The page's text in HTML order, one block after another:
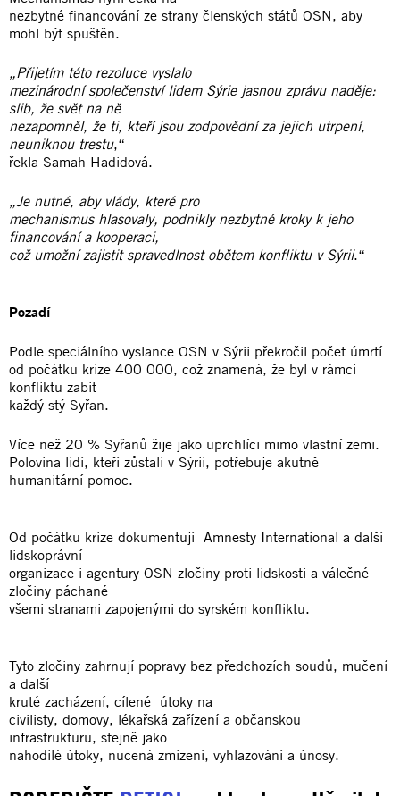
nezbytné financování ze strany členských států OSN, aby
mohl být spuštěn.
„Přijetím této rezoluce vyslalo
mezinárodní společenství lidem Sýrie jasnou zprávu naděje:
slib, že svět na ně
nezapomněl, že ti, kteří jsou zodpovědní za jejich utrpení,
neuniknou trestu,“
řekla Samah Hadidová.
„Je nutné, aby vlády, které pro
mechanismus hlasovaly, podnikly nezbytné kroky k jeho
financování a kooperaci,
což umožní zajistit spravedlnost obětem konfliktu v Sýrii.“
Pozadí
Podle speciálního vyslance OSN v Sýrii překročil počet úmrtí
od počátku krize 400 000, což znamená, že byl v rámci
konfliktu zabit
každý stý Syřan.
Více než 20 % Syřanů žije jako uprchlíci mimo vlastní zemi.
Polovina lidí, kteří zůstali v Sýrii, potřebuje akutně
humanitární pomoc.
Od počátku krize dokumentují Amnesty International a další
lidskoprávní
organizace i agentury OSN zločiny proti lidskosti a válečné
zločiny páchané
všemi stranami zapojenými do syrském konfliktu.
Tyto zločiny zahrnují popravy bez předchozích soudů, mučení
a další
kruté zacházení, cílené útoky na
civilisty, domovy, lékařská zařízení a občanskou
infrastrukturu, stejně jako
nahodilé útoky, nucená zmizení, vyhlazování a únosy.